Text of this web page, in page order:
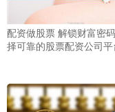
配资做股票 解锁财富密
择可靠的股票配资公司平